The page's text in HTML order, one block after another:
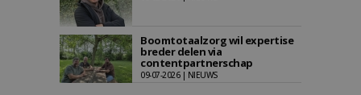
Boomtotaalzorg wil expertise
breder delen via
contentpartnerschap
09-07-2026 | NIEUWS